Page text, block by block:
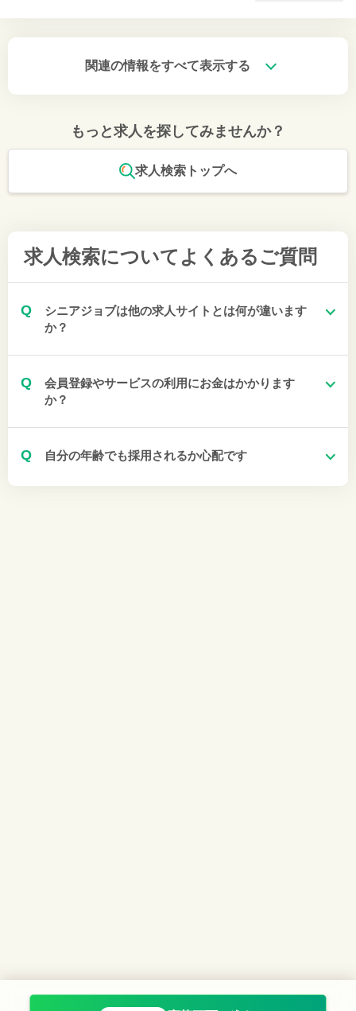
関連の情報をすべて表示する
もっと求人を探してみませんか？
求人検索トップへ
求人検索について よくあるご質問
Q
シニアジョブは他の求人サイトとは何が違います
か？
Q
会員登録やサービスの利用にお金はかかります
か？
Q 自分の年齢でも採用されるか心配です